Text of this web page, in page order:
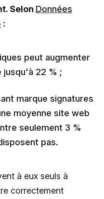
Selon Données
:
peut augmenter
jusqu'à 22 % ;
marque signatures
moyenne site web
seulement 3 %
pas.
à eux seuls à
correctement